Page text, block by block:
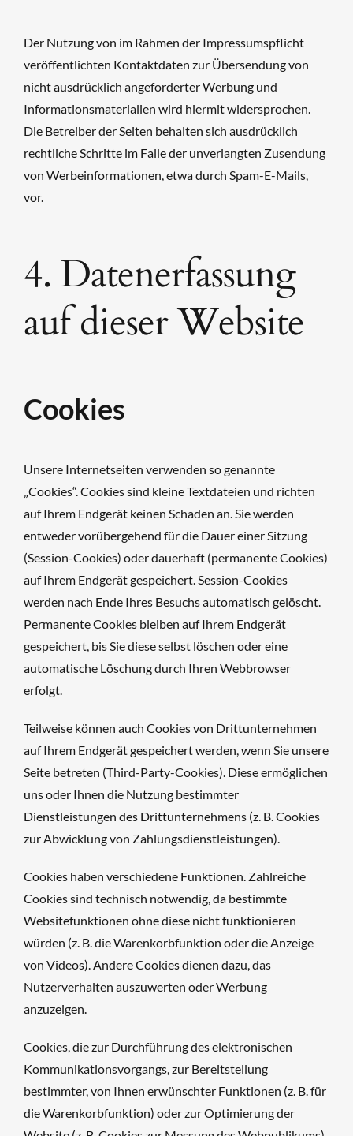
Der Nutzung von im Rahmen der Impressumspflicht
veröffentlichten Kontaktdaten zur Übersendung von
nicht ausdrücklich angeforderter Werbung und
Informationsmaterialien wird hiermit widersprochen.
Die Betreiber der Seiten behalten sich ausdrücklich
rechtliche Schritte im Falle der unverlangten Zusendung
von Werbeinformationen, etwa durch Spam-E-Mails,
vor.
4. Datenerfassung
auf dieser Website
Cookies
Unsere Internetseiten verwenden so genannte
„Cookies“. Cookies sind kleine Textdateien und richten
auf Ihrem Endgerät keinen Schaden an. Sie werden
entweder vorübergehend für die Dauer einer Sitzung
(Session-Cookies) oder dauerhaft (permanente Cookies)
auf Ihrem Endgerät gespeichert. Session-Cookies
werden nach Ende Ihres Besuchs automatisch gelöscht.
Permanente Cookies bleiben auf Ihrem Endgerät
gespeichert, bis Sie diese selbst löschen oder eine
automatische Löschung durch Ihren Webbrowser
erfolgt.
Teilweise können auch Cookies von Drittunternehmen
auf Ihrem Endgerät gespeichert werden, wenn Sie unsere
Seite betreten (Third-Party-Cookies). Diese ermöglichen
uns oder Ihnen die Nutzung bestimmter
Dienstleistungen des Drittunternehmens (z. B. Cookies
zur Abwicklung von Zahlungsdienstleistungen).
Cookies haben verschiedene Funktionen. Zahlreiche
Cookies sind technisch notwendig, da bestimmte
Websitefunktionen ohne diese nicht funktionieren
würden (z. B. die Warenkorbfunktion oder die Anzeige
von Videos). Andere Cookies dienen dazu, das
Nutzerverhalten auszuwerten oder Werbung
anzuzeigen.
Cookies, die zur Durchführung des elektronischen
Kommunikationsvorgangs, zur Bereitstellung
bestimmter, von Ihnen erwünschter Funktionen (z. B. für
die Warenkorbfunktion) oder zur Optimierung der